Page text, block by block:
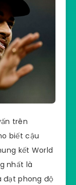
trên
biết cậu
kết World
nhất là
đạt phong độ